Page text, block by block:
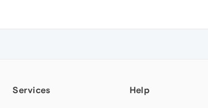
Services Help